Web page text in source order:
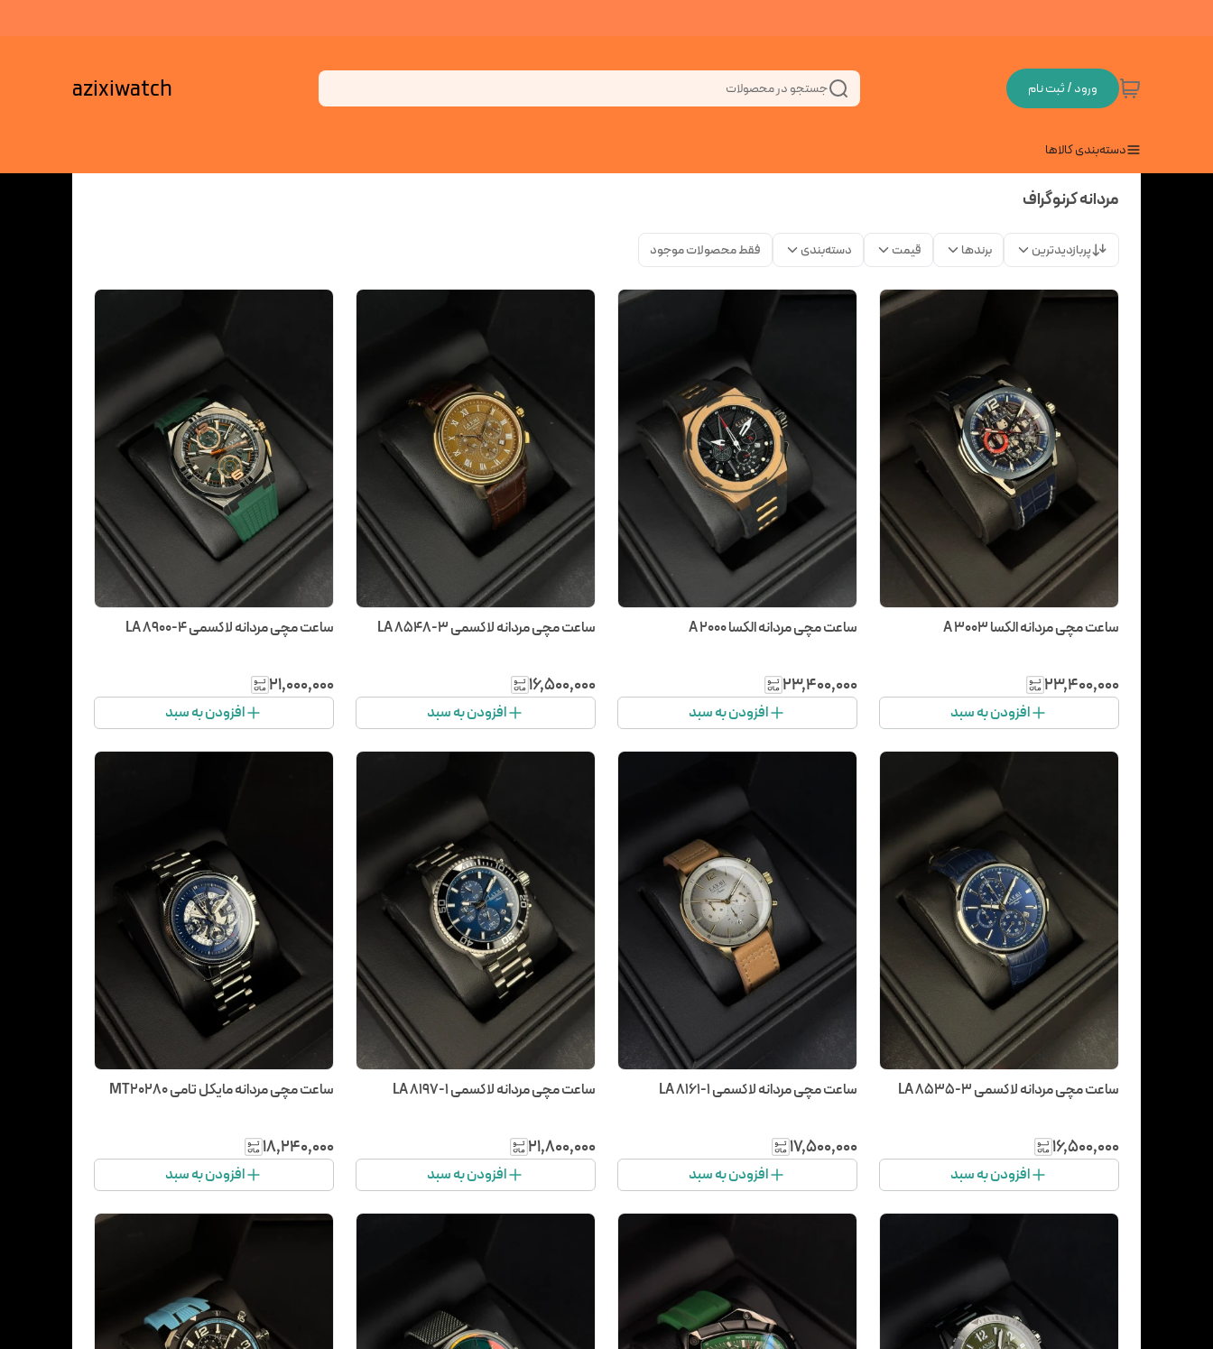
ورود / ثبت نام جستجو در محصولات azixiwatch
دسته‌بندی کالاها
مردانه کرنوگراف
پربازدیدترین برندها قیمت دسته‌بندی فقط محصولات موجود
ساعت مچی مردانه الکسا A 3003
۲۳٬۴۰۰٬۰۰۰
افزودن به سبد
ساعت مچی مردانه الکسا A 2000
۲۳٬۴۰۰٬۰۰۰
افزودن به سبد
ساعت مچی مردانه لاکسمی LA 8548-3
۱۶٬۵۰۰٬۰۰۰
افزودن به سبد
ساعت مچی مردانه لاکسمی LA 8900-4
۲۱٬۰۰۰٬۰۰۰
افزودن به سبد
ساعت مچی مردانه لاکسمی LA 8535-3
۱۶٬۵۰۰٬۰۰۰
افزودن به سبد
ساعت مچی مردانه لاکسمی LA 8161-1
۱۷٬۵۰۰٬۰۰۰
افزودن به سبد
ساعت مچی مردانه لاکسمی LA 8197-1
۲۱٬۸۰۰٬۰۰۰
افزودن به سبد
ساعت مچی مردانه مایکل تامی MT20280
۱۸٬۲۴۰٬۰۰۰
افزودن به سبد